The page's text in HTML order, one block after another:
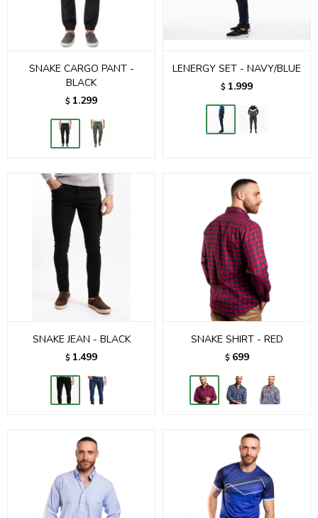
SNAKE CARGO PANT -
BLACK
$ 1.299
LENERGY SET - NAVY/BLUE
$ 1.999
SNAKE JEAN - BLACK
$ 1.499
SNAKE SHIRT - RED
$ 699